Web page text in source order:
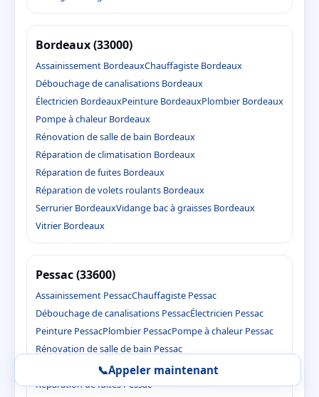
Bordeaux (33000)
Assainissement BordeauxChauffagiste Bordeaux
Débouchage de canalisations Bordeaux
Électricien BordeauxPeinture BordeauxPlombier Bordeaux
Pompe à chaleur Bordeaux
Rénovation de salle de bain Bordeaux
Réparation de climatisation Bordeaux
Réparation de fuites Bordeaux
Réparation de volets roulants Bordeaux
Serrurier BordeauxVidange bac à graisses Bordeaux
Vitrier Bordeaux
Pessac (33600)
Assainissement PessacChauffagiste Pessac
Débouchage de canalisations PessacÉlectricien Pessac
Peinture PessacPlombier PessacPompe à chaleur Pessac
Rénovation de salle de bain Pessac
Réparation de climatisation Pessac
Réparation de fuites Pessac
📞Appeler maintenant